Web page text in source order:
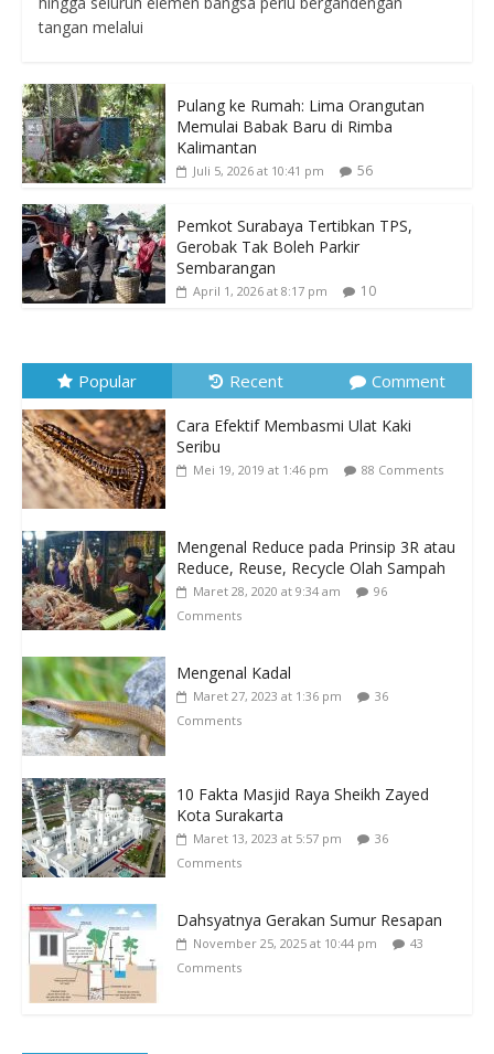
tangan melalui
Pulang ke Rumah: Lima Orangutan
Memulai Babak Baru di Rimba
Kalimantan
Juli 5, 2026 at 10:41 pm 56
Pemkot Surabaya Tertibkan TPS,
Gerobak Tak Boleh Parkir
Sembarangan
April 1, 2026 at 8:17 pm 10
Popular Recent Comment
Cara Efektif Membasmi Ulat Kaki
Seribu
Mei 19, 2019 at 1:46 pm 88 Comments
Mengenal Reduce pada Prinsip 3R atau
Reduce, Reuse, Recycle Olah Sampah
Maret 28, 2020 at 9:34 am
96
Comments
Mengenal Kadal
Maret 27, 2023 at 1:36 pm
36
Comments
10 Fakta Masjid Raya Sheikh Zayed
Kota Surakarta
Maret 13, 2023 at 5:57 pm
36
Comments
Dahsyatnya Gerakan Sumur Resapan
November 25, 2025 at 10:44 pm
43
Comments